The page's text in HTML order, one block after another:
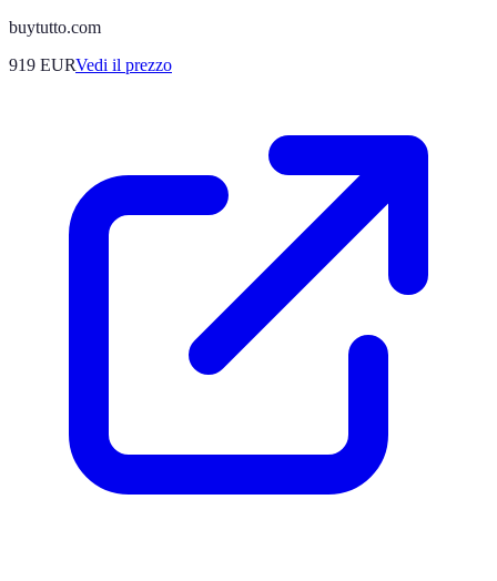
buytutto.com
919 EURVedi il prezzo